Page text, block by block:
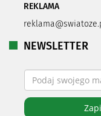
REKLAMA
NEWSLETTER